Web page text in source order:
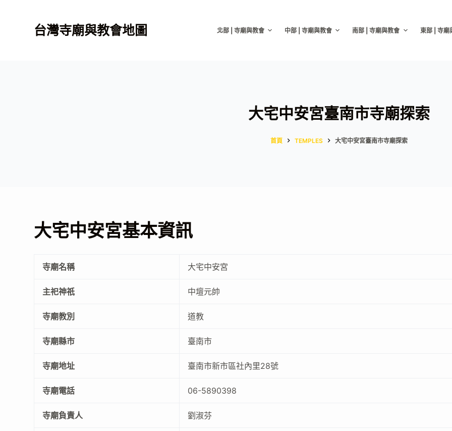
台灣寺廟與教會地圖 北部 | 寺廟與教會 中部 | 寺廟與教會 南部 | 寺廟與教會 東部 | 寺廟
大宅中安宮臺南市寺廟探索
首頁 TEMPLES 大宅中安宮臺南市寺廟探索
大宅中安宮基本資訊
寺廟名稱 大宅中安宮
主祀神祇 中壇元帥
寺廟教別 道教
寺廟縣市 臺南市
寺廟地址 臺南市新市區社內里28號
寺廟電話 06-5890398
寺廟負責人 劉淑芬